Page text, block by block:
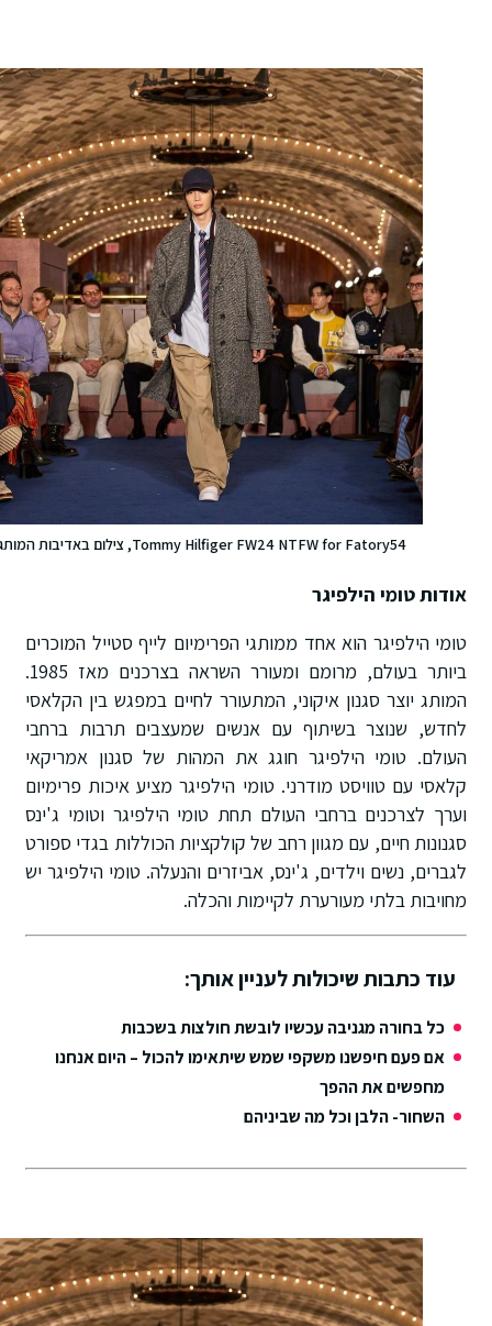
Tommy Hilfiger FW24 NTFW for Fatory54, צילום באדיבות המותג
אודות טומי הילפיגר
טומי הילפיגר הוא אחד ממותגי הפרימיום לייף סטייל המוכרים
ביותר בעולם, מרומם ומעורר השראה בצרכנים מאז 1985.
המותג יוצר סגנון איקוני, המתעורר לחיים במפגש בין הקלאסי
לחדש, שנוצר בשיתוף עם אנשים שמעצבים תרבות ברחבי
העולם. טומי הילפיגר חוגג את המהות של סגנון אמריקאי
קלאסי עם טוויסט מודרני. טומי הילפיגר מציע איכות פרימיום
וערך לצרכנים ברחבי העולם תחת טומי הילפיגר וטומי ג'ינס
סגנונות חיים, עם מגוון רחב של קולקציות הכוללות בגדי ספורט
לגברים, נשים וילדים, ג'ינס, אביזרים והנעלה. טומי הילפיגר יש
מחויבות בלתי מעורערת לקיימות והכלה.
עוד כתבות שיכולות לעניין אותך:
כל בחורה מגניבה עכשיו לובשת חולצות בשכבות
אם פעם חיפשנו משקפי שמש שיתאימו להכול – היום אנחנו
מחפשים את ההפך
השחור- הלבן וכל מה שביניהם